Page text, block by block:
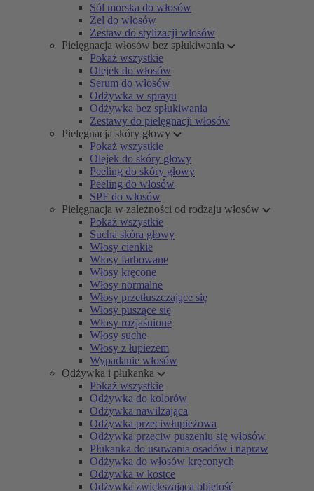
Sól morska do włosów
Żel do włosów
Zestaw do stylizacji włosów
Pielęgnacja włosów bez spłukiwania
Pokaż wszystkie
Olejek do włosów
Serum do włosów
Odżywka w sprayu
Odżywka bez spłukiwania
Zestawy do pielęgnacji włosów
Pielęgnacja skóry głowy
Pokaż wszystkie
Olejek do skóry głowy
Peeling do skóry głowy
Peeling do włosów
SPF do włosów
Pielęgnacja w zależności od rodzaju włosów
Pokaż wszystkie
Sucha skóra głowy
Włosy cienkie
Włosy farbowane
Włosy kręcone
Włosy normalne
Włosy przetłuszczające się
Włosy puszące się
Włosy rozjaśnione
Włosy suche
Włosy z łupieżem
Wypadanie włosów
Odżywka i płukanka
Pokaż wszystkie
Odżywka do kolorów
Odżywka nawilżająca
Odżywka przeciwłupieżowa
Odżywka przeciw puszeniu się włosów
Płukanka do usuwania osadów i napraw
Odżywka do włosów kręconych
Odżywka w kostce
Odżywka zwiększająca objętość